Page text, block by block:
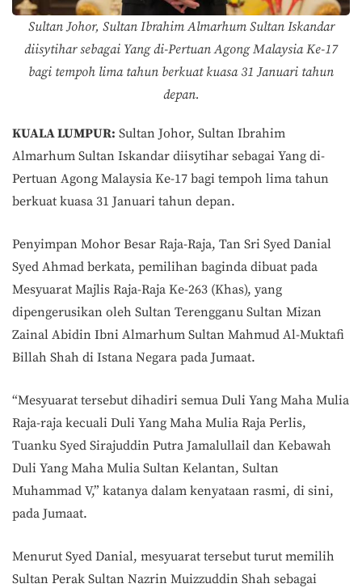
Sultan Johor, Sultan Ibrahim Almarhum Sultan Iskandar
diisytihar sebagai Yang di-Pertuan Agong Malaysia Ke-17
bagi tempoh lima tahun berkuat kuasa 31 Januari tahun
depan.
KUALA LUMPUR: Sultan Johor, Sultan Ibrahim
Almarhum Sultan Iskandar diisytihar sebagai Yang di-
Pertuan Agong Malaysia Ke-17 bagi tempoh lima tahun
berkuat kuasa 31 Januari tahun depan.
Penyimpan Mohor Besar Raja-Raja, Tan Sri Syed Danial
Syed Ahmad berkata, pemilihan baginda dibuat pada
Mesyuarat Majlis Raja-Raja Ke-263 (Khas), yang
dipengerusikan oleh Sultan Terengganu Sultan Mizan
Zainal Abidin Ibni Almarhum Sultan Mahmud Al-Muktafi
Billah Shah di Istana Negara pada Jumaat.
“Mesyuarat tersebut dihadiri semua Duli Yang Maha Mulia
Raja-raja kecuali Duli Yang Maha Mulia Raja Perlis,
Tuanku Syed Sirajuddin Putra Jamalullail dan Kebawah
Duli Yang Maha Mulia Sultan Kelantan, Sultan
Muhammad V,” katanya dalam kenyataan rasmi, di sini,
pada Jumaat.
Menurut Syed Danial, mesyuarat tersebut turut memilih
Sultan Perak Sultan Nazrin Muizzuddin Shah sebagai